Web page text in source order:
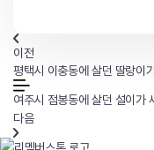
이전
평택시 이충동에 살던 딸랑이
여주시 점봉동에 살던 설이가
다음